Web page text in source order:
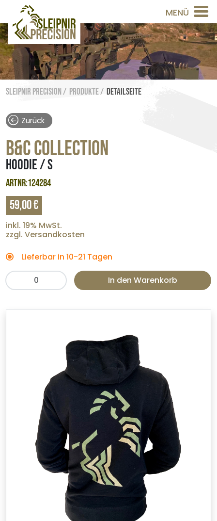
MENÜ
Sleipnir Precision / Produkte / Detailseite
Zurück
B&C COLLECTION
HOODIE / S
ARTNR:124284
59,00 €
inkl. 19% MwSt.
zzgl. Versandkosten
Lieferbar in 10-21 Tagen
In den Warenkorb